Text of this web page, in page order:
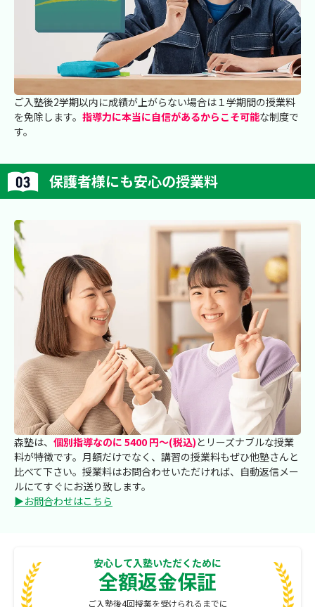
ご入塾後2学期以内に成績が上がらない場合は１学期間の授業料
を免除します。 指導力に本当に自信があるからこそ可能な制度で
す。
保護者様にも安心の授業料
森塾は、 個別指導なのに 5400 円～(税込)とリーズナブルな授業
料が特徴です。月額だけでなく、講習の授業料もぜひ他塾さんと
比べて下さい。授業料はお問合わせいただければ、自動返信メー
ルにてすぐにお送り致します。
▶お問合わせはこちら
安心して入塾いただくために
全額返金保証
ご入塾後4回授業を受けられるまでに